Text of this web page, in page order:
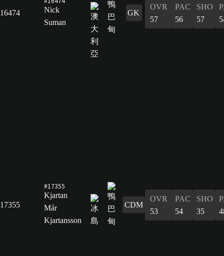
16474
Nick
Suman
GK
OVR
57
PAC
56
SHO
57
17355
#17355
Kjartan
Már
Kjartansson
CDM
OVR
53
PAC
54
SHO
35